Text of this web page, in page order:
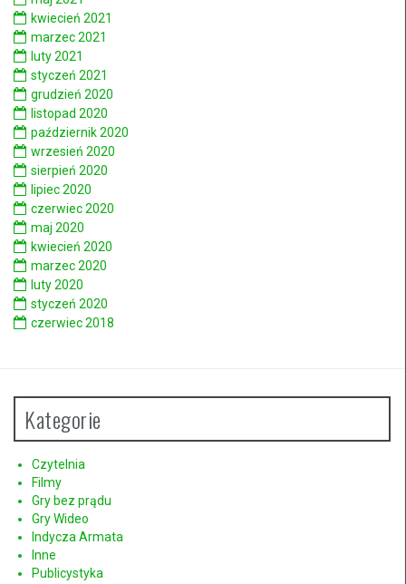
kwiecień 2021
marzec 2021
luty 2021
styczeń 2021
grudzień 2020
listopad 2020
październik 2020
wrzesień 2020
sierpień 2020
lipiec 2020
czerwiec 2020
maj 2020
kwiecień 2020
marzec 2020
luty 2020
styczeń 2020
czerwiec 2018
Kategorie
Czytelnia
Filmy
Gry bez prądu
Gry Wideo
Indycza Armata
Inne
Publicystyka